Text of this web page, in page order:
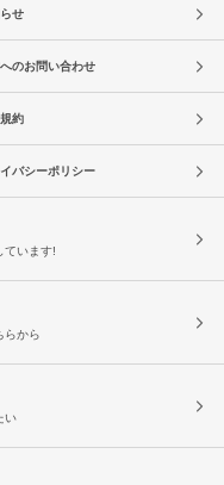
せ
のお問い合わせ
約
バシーポリシー
ています!
らから
い